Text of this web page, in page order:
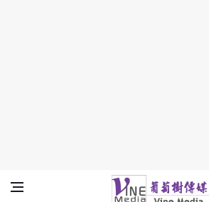
Vine Media
葡萄樹傳媒